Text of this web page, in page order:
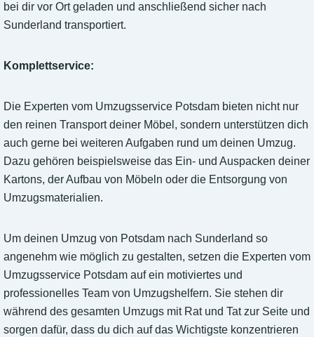
bei dir vor Ort geladen und anschließend sicher nach
Sunderland transportiert.
Komplettservice:
Die Experten vom Umzugsservice Potsdam bieten nicht nur
den reinen Transport deiner Möbel, sondern unterstützen dich
auch gerne bei weiteren Aufgaben rund um deinen Umzug.
Dazu gehören beispielsweise das Ein- und Auspacken deiner
Kartons, der Aufbau von Möbeln oder die Entsorgung von
Umzugsmaterialien.
Um deinen Umzug von Potsdam nach Sunderland so
angenehm wie möglich zu gestalten, setzen die Experten vom
Umzugsservice Potsdam auf ein motiviertes und
professionelles Team von Umzugshelfern. Sie stehen dir
während des gesamten Umzugs mit Rat und Tat zur Seite und
sorgen dafür, dass du dich auf das Wichtigste konzentrieren